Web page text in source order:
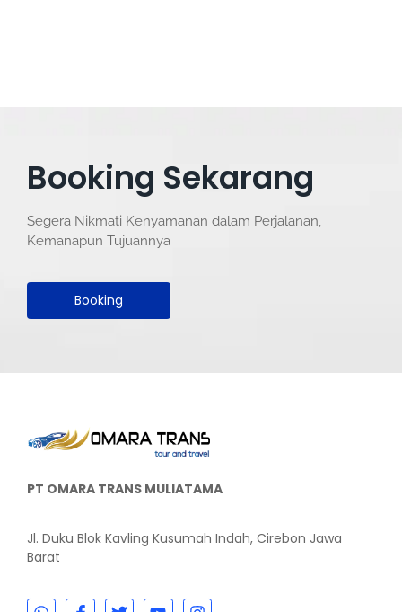
Booking Sekarang
Segera Nikmati Kenyamanan dalam Perjalanan,
Kemanapun Tujuannya
Booking
PT OMARA TRANS MULIATAMA
Jl. Duku Blok Kavling Kusumah Indah, Cirebon Jawa
Barat